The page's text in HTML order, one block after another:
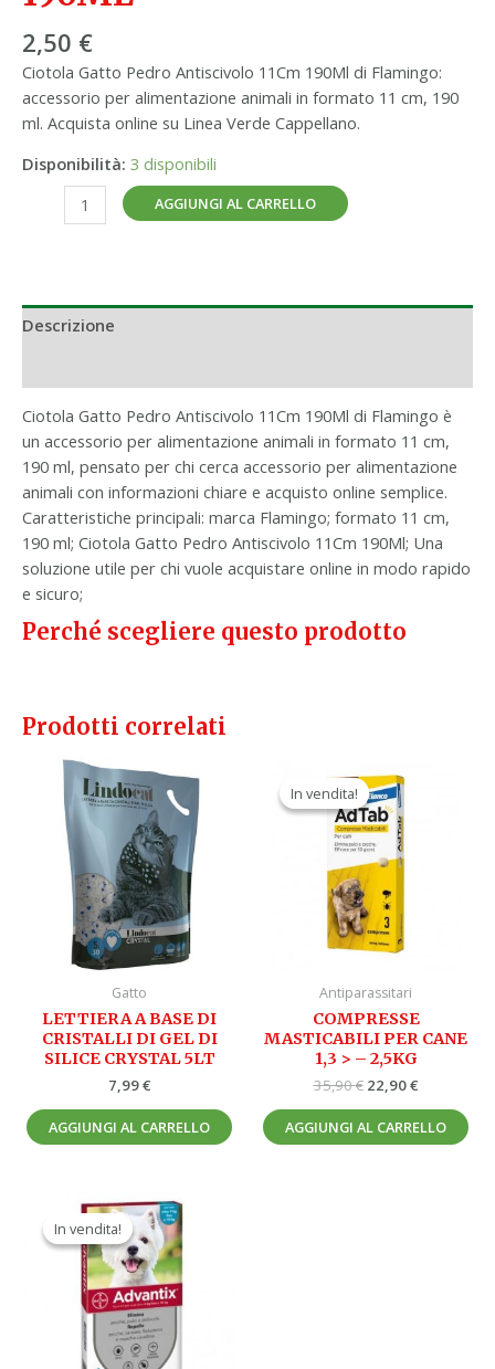
2,50 €
Ciotola Gatto Pedro Antiscivolo 11Cm 190Ml di Flamingo:
accessorio per alimentazione animali in formato 11 cm, 190
ml. Acquista online su Linea Verde Cappellano.
Disponibilità: 3 disponibili
AGGIUNGI AL CARRELLO
Descrizione
Ciotola Gatto Pedro Antiscivolo 11Cm 190Ml di Flamingo è
un accessorio per alimentazione animali in formato 11 cm,
190 ml, pensato per chi cerca accessorio per alimentazione
animali con informazioni chiare e acquisto online semplice.
Caratteristiche principali: marca Flamingo; formato 11 cm,
190 ml; Ciotola Gatto Pedro Antiscivolo 11Cm 190Ml; Una
soluzione utile per chi vuole acquistare online in modo rapido
e sicuro;
Perché scegliere questo prodotto
Prodotti correlati
Gatto
LETTIERA A BASE DI
CRISTALLI DI GEL DI
SILICE CRYSTAL 5LT
7,99€
AGGIUNGI AL CARRELLO
In vendita!
In vendita!
Antiparassitari
COMPRESSE
MASTICABILI PER CANE
1,3 > – 2,5KG
35,90€
prezzo
originale
era:
35,90 €.
22,90€
AGGIUNGI AL CARRELLO
In vendita!
In vendita!
Il
prezzo
originale
era:
44,20 €.
Il
prezzo
attuale
è:
25,90 €.